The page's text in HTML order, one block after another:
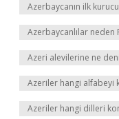
Azerbaycanın ilk
Azerbaycanlılar neden
Azeri alevilerine ne
Azeriler hangi alfabeyi
Azeriler hangi dilleri